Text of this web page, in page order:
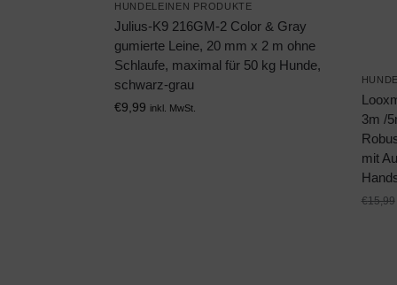
HUNDELEINEN PRODUKTE
Julius-K9 216GM-2 Color & Gray
gumierte Leine, 20 mm x 2 m ohne
Schlaufe, maximal für 50 kg Hunde,
schwarz-grau
€9,99 inkl. MwSt.
3m /
mit
€15,99